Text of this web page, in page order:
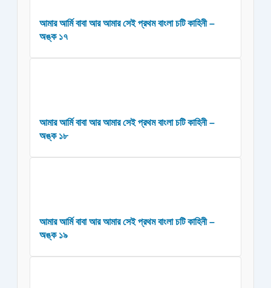
আমার আর্মি বাবা আর আমার সেই প্রথম বাংলা চটি কাহিনী –
অঙ্ক ১৭
আমার আর্মি বাবা আর আমার সেই প্রথম বাংলা চটি কাহিনী –
অঙ্ক ১৮
আমার আর্মি বাবা আর আমার সেই প্রথম বাংলা চটি কাহিনী –
অঙ্ক ১৯